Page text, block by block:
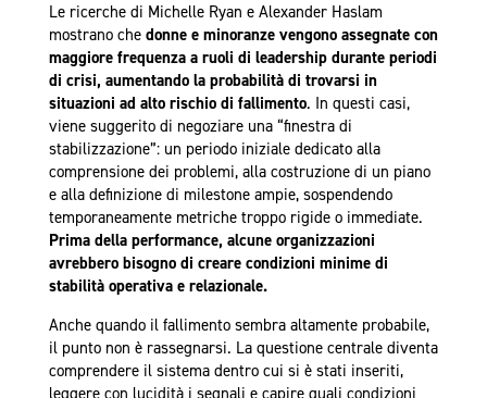
Le ricerche di Michelle Ryan e Alexander Haslam
mostrano che donne e minoranze vengono assegnate con
maggiore frequenza a ruoli di leadership durante periodi
di crisi, aumentando la probabilità di trovarsi in
situazioni ad alto rischio di fallimento. In questi casi,
viene suggerito di negoziare una “finestra di
stabilizzazione”: un periodo iniziale dedicato alla
comprensione dei problemi, alla costruzione di un piano
e alla definizione di milestone ampie, sospendendo
temporaneamente metriche troppo rigide o immediate.
Prima della performance, alcune organizzazioni
avrebbero bisogno di creare condizioni minime di
stabilità operativa e relazionale.
Anche quando il fallimento sembra altamente probabile,
il punto non è rassegnarsi. La questione centrale diventa
comprendere il sistema dentro cui si è stati inseriti,